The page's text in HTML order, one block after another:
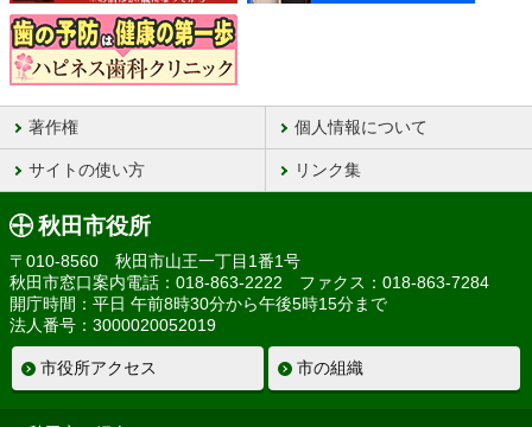
著作権 個人情報について
サイトの使い方 リンク集
秋田市役所
〒010-8560 秋田市山王一丁目1番1号
秋田市窓口案内電話：018-863-2222 ファクス：018-863-7284
開庁時間：平日 午前8時30分から午後5時15分まで
法人番号：3000020052019
市役所アクセス 市の組織